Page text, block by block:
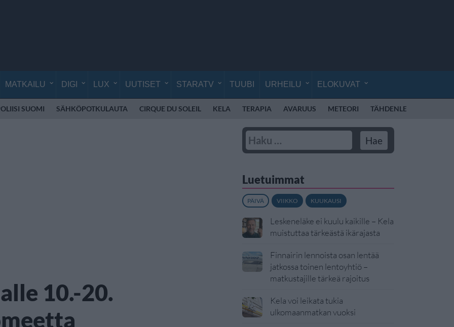
MATKAILU DIGI LUX UUTISET STARATV TUUBI URHEILU ELOKUVAT
SUOMI SÄHKÖPOTKULAUTA CIRQUE DU SOLEIL KELA TERAPIA AVARUUS METEORI TÄHDENLENTO
10.-20.
Luetuimmat
PÄIVÄ VIIKKO KUUKAUSI
Leskeneläke ei kuulu kaikille – Kela
muistuttaa tärkeästä ikärajasta
Finnairin lennoista osan lentää
jatkossa toinen lentoyhtiö –
matkustajille tärkeä rajoitus
Kela voi leikata tukia
ulkomaanmatkan vuoksi